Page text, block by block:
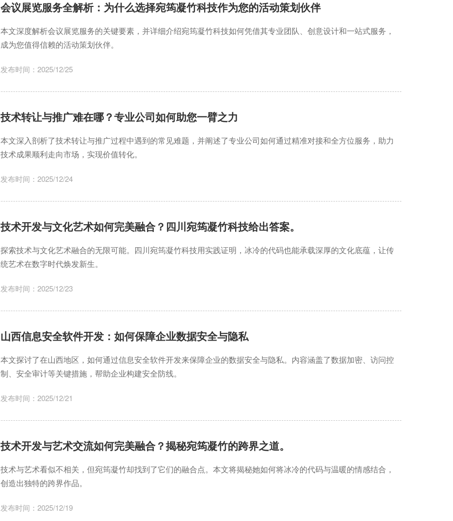
会议展览服务全解析：为什么选择宛筠凝竹科技作为您的活动策划伙伴
本文深度解析会议展览服务的关键要素，并详细介绍宛筠凝竹科技如何凭借其专业团队、创意设计和一站式服务，
成为您值得信赖的活动策划伙伴。
发布时间：2025/12/25
技术转让与推广难在哪？专业公司如何助您一臂之力
本文深入剖析了技术转让与推广过程中遇到的常见难题，并阐述了专业公司如何通过精准对接和全方位服务，助力
技术成果顺利走向市场，实现价值转化。
发布时间：2025/12/24
技术开发与文化艺术如何完美融合？四川宛筠凝竹科技给出答案。
探索技术与文化艺术融合的无限可能。四川宛筠凝竹科技用实践证明，冰冷的代码也能承载深厚的文化底蕴，让传
统艺术在数字时代焕发新生。
发布时间：2025/12/23
山西信息安全软件开发：如何保障企业数据安全与隐私
本文探讨了在山西地区，如何通过信息安全软件开发来保障企业的数据安全与隐私。内容涵盖了数据加密、访问控
制、安全审计等关键措施，帮助企业构建安全防线。
发布时间：2025/12/21
技术开发与艺术交流如何完美融合？揭秘宛筠凝竹的跨界之道。
技术与艺术看似不相关，但宛筠凝竹却找到了它们的融合点。本文将揭秘她如何将冰冷的代码与温暖的情感结合，
创造出独特的跨界作品。
发布时间：2025/12/19